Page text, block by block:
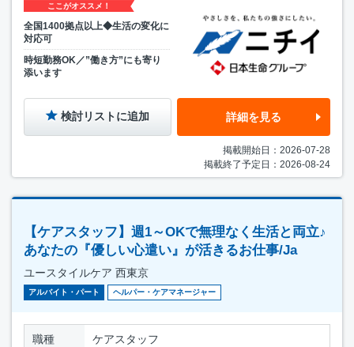
ここがオススメ！
全国1400拠点以上◆生活の変化に
対応可
時短勤務OK／”働き方”にも寄り
添います
検討リストに追加 詳細を見る
掲載開始日：2026-07-28
掲載終了予定日：2026-08-24
【ケアスタッフ】週1～OKで無理なく生活と両立♪
あなたの『優しい心遣い』が活きるお仕事/Ja
ユースタイルケア 西東京
アルバイト・パート ヘルパー・ケアマネージャー
職種 ケアスタッフ